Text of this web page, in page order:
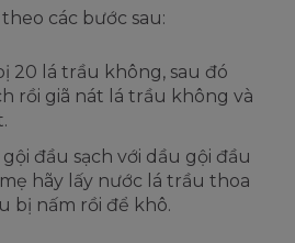
các bước sau:
20 lá trầu không, sau đó
rồi giã nát lá trầu không và
gội đầu sạch với dầu gội đầu
hãy lấy nước lá trầu thoa
bị nấm rồi để khô.